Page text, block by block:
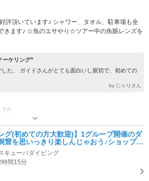
評頂いています♪ シャワー、タオル、駐車場も全
きます♪ ☆魚のエサやり☆ツアー中の魚眼レンズを
ーケリング”
た。 ガイドさんがとても面白いし親切で、初めての
by にゃりさん
2台
グ(初めての方大歓迎)】1グループ開催のダ
窟を思いっきり楽しんじゃおう♪ショップ集
ワー、ドライヤー、タオル、アメニティ使
キューバダイビング
時間15分